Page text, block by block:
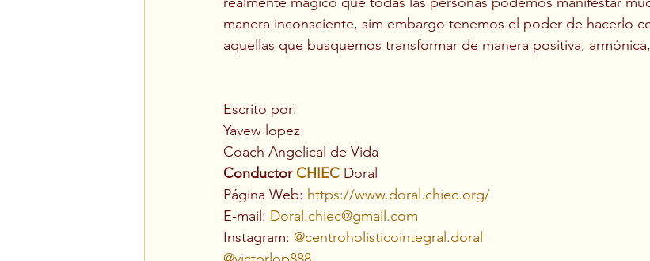
manera inconsciente, sim embargo tenemos el poder de hacerlo
aquellas que busquemos transformar de manera positiva,
Escrito por:
Yavew lopez
Coach Angelical de Vida
Conductor CHIEC Doral
Página Web: https://www.doral.chiec.org/
E-mail: Doral.chiec@gmail.com
Instagram: @centroholisticointegral.doral